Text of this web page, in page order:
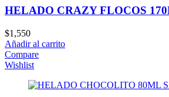
HELADO CRAZY FLOCOS
$1,550
Añadir al carrito
Compare
Wishlist